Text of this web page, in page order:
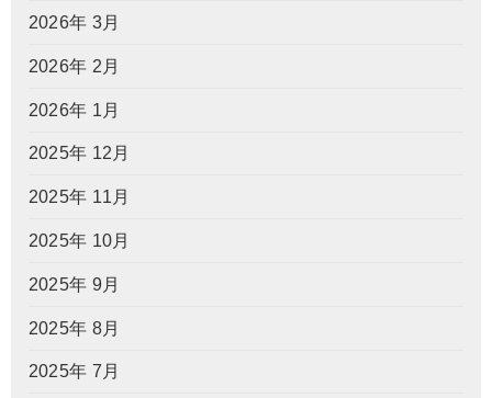
2026年 3月
2026年 2月
2026年 1月
2025年 12月
2025年 11月
2025年 10月
2025年 9月
2025年 8月
2025年 7月